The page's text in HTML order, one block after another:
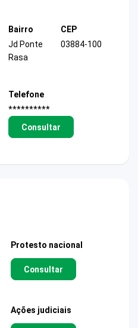
Bairro
Jd Ponte
Rasa
CEP
03884-100
Telefone
**********
Consultar
Protesto nacional
Consultar
Ações judiciais